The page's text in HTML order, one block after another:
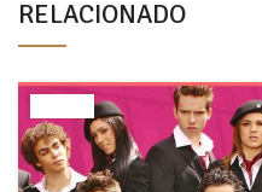
RELACIONADO